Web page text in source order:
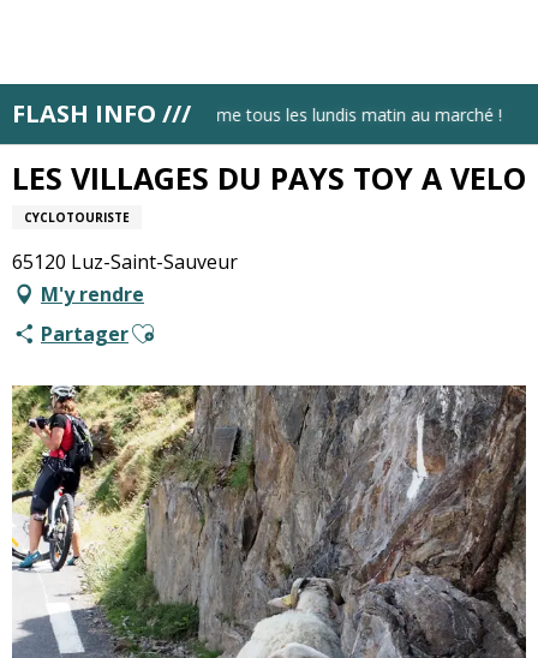
principal
FLASH INFO ///
Retrouve Luz tourisme tous les lundis matin au marché !
Accueil LES VILLAGES DU PAYS TOY A VELO
LES VILLAGES DU PAYS TOY A VELO
CYCLOTOURISTE
65120 Luz-Saint-Sauveur
M'y rendre
PartagerAjouter aux favoris